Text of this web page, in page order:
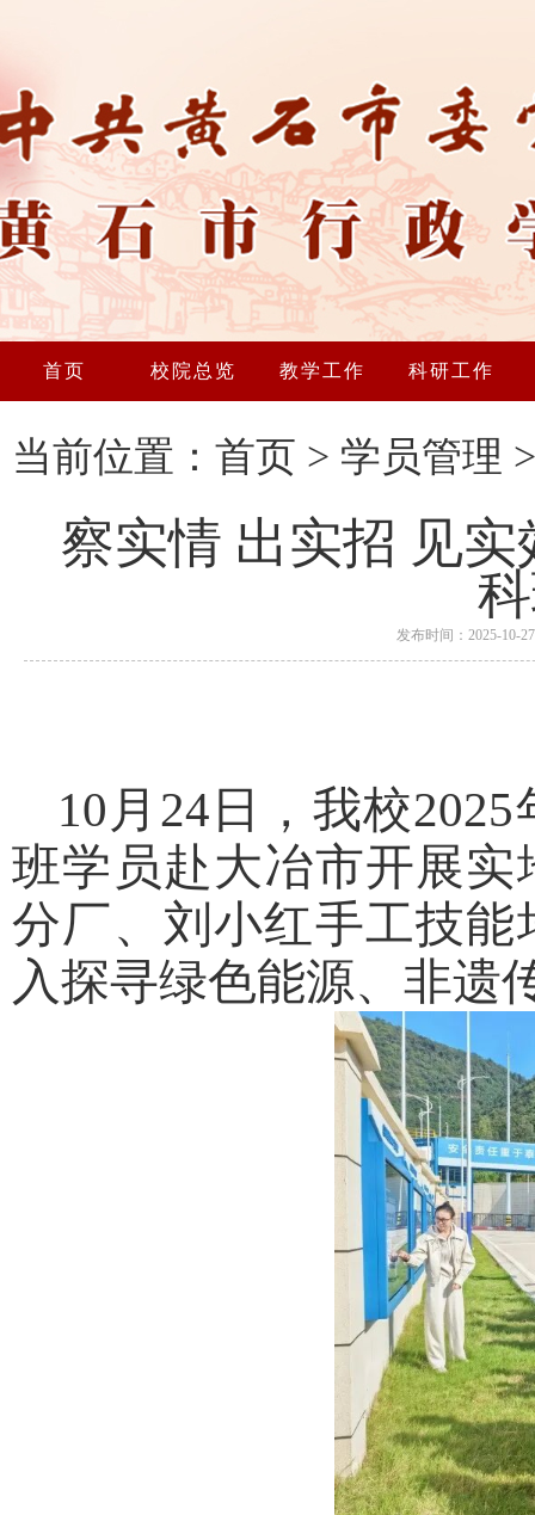
首页 校院总览 教学工作 科研工作
当前位置： 首页 > 学员管理
察实情 出实招 见
发布时间：2025-10-
10月24日，我校
班学员赴大冶市开展
分厂、刘小红手工技
入探寻绿色能源、非遗